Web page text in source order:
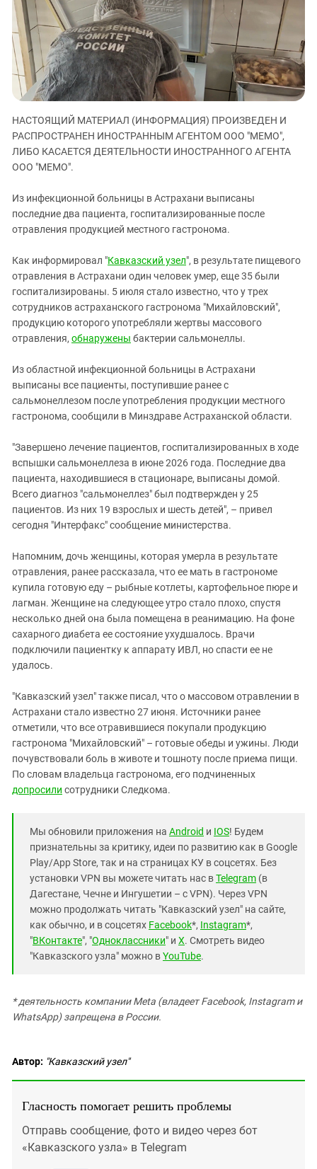
ЗАСТАВЛЯЕТ
КАВКАЗ ЗА ПАЛЕСТИНУ
ИНАКОМЫСЛИЕ В ЧЕЧНЕ
ПРЕСЛЕДОВАНИЕ АКТИВИСТОВ
МОБИЛИЗАЦИЯ И ПРОТЕСТЫ
Дагестан
Ингушетия
Кабардино-Балкария
Калмыкия
Карачаево-Черкесия
Краснодарский край
Российская Федерация
Северная Осетия - Алания
СКФО
Чечня
Южная Осетия
Южный Кавказ
ЮФО
НАСТОЯЩИЙ МАТЕРИАЛ (ИНФОРМАЦИЯ) ПРОИЗВЕДЕН И
РАСПРОСТРАНЕН ИНОСТРАННЫМ АГЕНТОМ ООО "МЕМО",
ЛИБО КАСАЕТСЯ ДЕЯТЕЛЬНОСТИ ИНОСТРАННОГО АГЕНТА
ООО "МЕМО".
Из инфекционной больницы в Астрахани выписаны
последние два пациента, госпитализированные после
отравления продукцией местного гастронома.
Как информировал "Кавказский узел", в результате пищевого
отравления в Астрахани один человек умер, еще 35 были
госпитализированы. 5 июля стало известно, что у трех
сотрудников астраханского гастронома "Михайловский",
продукцию которого употребляли жертвы массового
отравления, обнаружены бактерии сальмонеллы.
Из областной инфекционной больницы в Астрахани
выписаны все пациенты, поступившие ранее с
сальмонеллезом после употребления продукции местного
гастронома, сообщили в Минздраве Астраханской области.
"Завершено лечение пациентов, госпитализированных в ходе
вспышки сальмонеллеза в июне 2026 года. Последние два
пациента, находившиеся в стационаре, выписаны домой.
Всего диагноз "сальмонеллез" был подтвержден у 25
пациентов. Из них 19 взрослых и шесть детей", – привел
сегодня "Интерфакс" сообщение министерства.
Напомним, дочь женщины, которая умерла в результате
отравления, ранее рассказала, что ее мать в гастрономе
купила готовую еду – рыбные котлеты, картофельное пюре и
лагман. Женщине на следующее утро стало плохо, спустя
несколько дней она была помещена в реанимацию. На фоне
сахарного диабета ее состояние ухудшалось. Врачи
подключили пациентку к аппарату ИВЛ, но спасти ее не
удалось.
"Кавказский узел" также писал, что о массовом отравлении в
Астрахани стало известно 27 июня. Источники ранее
отметили, что все отравившиеся покупали продукцию
гастронома "Михайловский" – готовые обеды и ужины. Люди
почувствовали боль в животе и тошноту после приема пищи.
По словам владельца гастронома, его подчиненных
допросили сотрудники Следкома.
Мы обновили приложения на Android и IOS! Будем
признательны за критику, идеи по развитию как в Google
Play/App Store, так и на страницах КУ в соцсетях. Без
установки VPN вы можете читать нас вTelegram (в
Дагестане, Чечне и Ингушетии – с VPN). Через VPN
можно продолжать читать "Кавказский узел" на сайте,
как обычно, и в соцсетях Facebook*, Instagram*,
"ВКонтакте", "Одноклассники" и X. Смотреть видео
"Кавказского узла" можно вYouTube.
* деятельность компании Meta (владеет Facebook, Instagram и
WhatsApp) запрещена в России.
Автор: "Кавказский узел"
Гласность помогает решить проблемы
Отправь сообщение, фото и видео через бот
«Кавказского узла» в Telegram